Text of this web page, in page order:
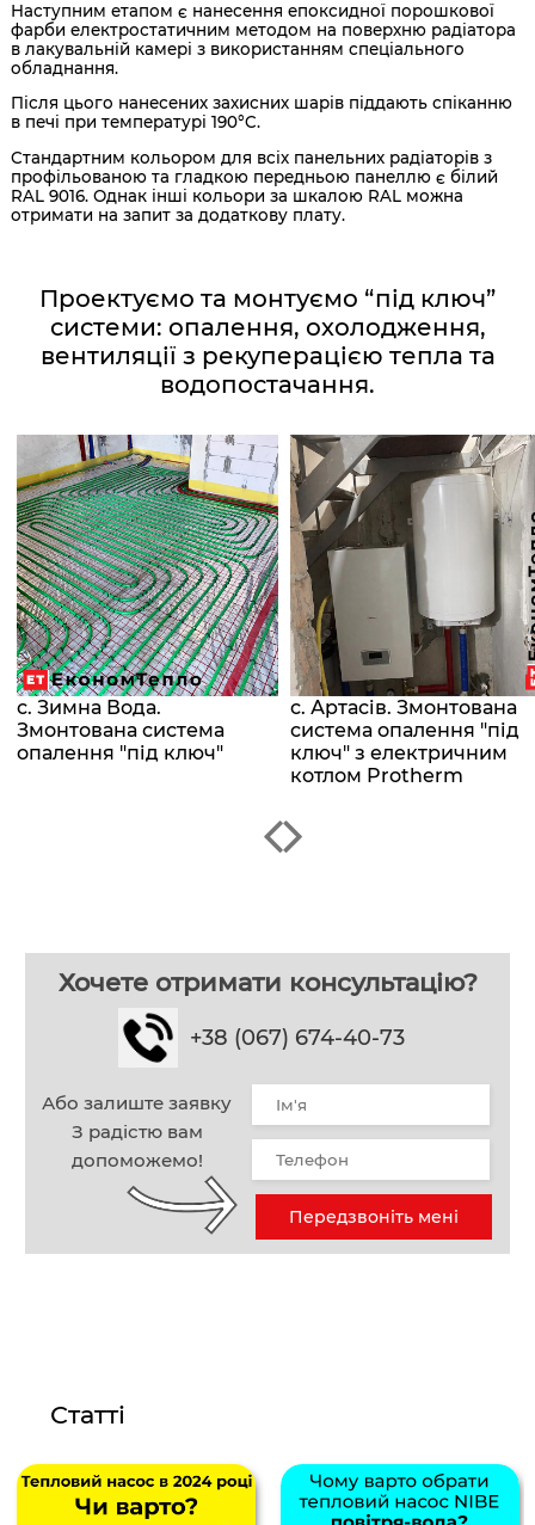
Наступним етапом є нанесення епоксидної порошкової
фарби електростатичним методом на поверхню радіатора
в лакувальній камері з використанням спеціального
обладнання.
Після цього нанесених захисних шарів піддають спіканню
в печі при температурі 190°C.
Стандартним кольором для всіх панельних радіаторів з
профільованою та гладкою передньою панеллю є білий
RAL 9016. Однак інші кольори за шкалою RAL можна
отримати на запит за додаткову плату.
Проектуємо та монтуємо “під ключ”
системи: опалення, охолодження,
вентиляції з рекуперацією тепла та
водопостачання.
с. Зимна Вода.
Змонтована система
опалення "під ключ"
с. Артасів. Змонтована
система опалення "під
ключ" з електричним
котлом Protherm
Хочете отримати консультацію?
+38 (067) 674-40-73
Або залиште заявку
З радістю вам
допоможемо!
Передзвоніть мені
Статті